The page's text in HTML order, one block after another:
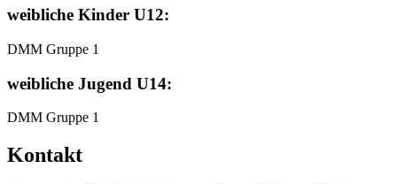
weibliche Kinder U12:
DMM Gruppe 1
weibliche Jugend U14:
DMM Gruppe 1
Kontakt